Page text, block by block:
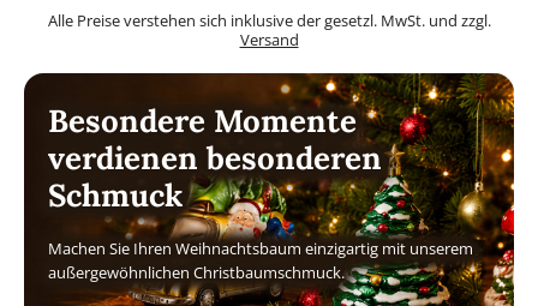
Alle Preise verstehen sich inklusive der gesetzl. MwSt. und zzgl.
Versand
Besondere Momente
verdienen besonderen
Schmuck
Machen Sie Ihren Weihnachtsbaum einzigartig mit unserem
außergewöhnlichen Christbaumschmuck.